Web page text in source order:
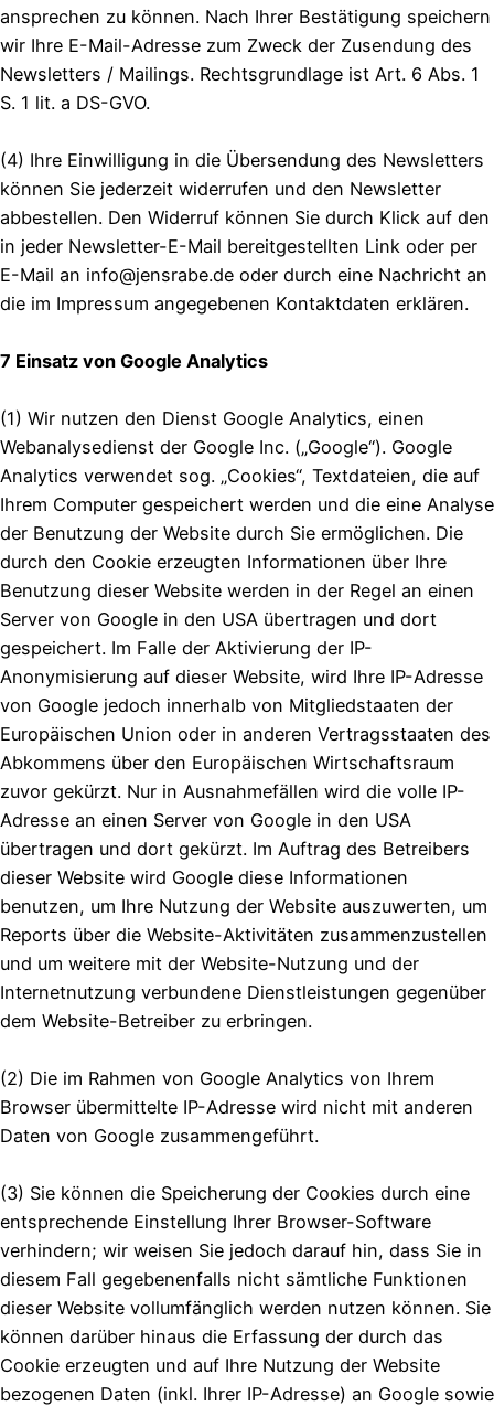
ansprechen zu können. Nach Ihrer Bestätigung speichern
wir Ihre E-Mail-Adresse zum Zweck der Zusendung des
Newsletters / Mailings. Rechtsgrundlage ist Art. 6 Abs. 1
S. 1 lit. a DS-GVO.
(4) Ihre Einwilligung in die Übersendung des Newsletters
können Sie jederzeit widerrufen und den Newsletter
abbestellen. Den Widerruf können Sie durch Klick auf den
in jeder Newsletter-E-Mail bereitgestellten Link oder per
E-Mail an info@jensrabe.de oder durch eine Nachricht an
die im Impressum angegebenen Kontaktdaten erklären.
7 Einsatz von Google Analytics
(1) Wir nutzen den Dienst Google Analytics, einen
Webanalysedienst der Google Inc. („Google“). Google
Analytics verwendet sog. „Cookies“, Textdateien, die auf
Ihrem Computer gespeichert werden und die eine Analyse
der Benutzung der Website durch Sie ermöglichen. Die
durch den Cookie erzeugten Informationen über Ihre
Benutzung dieser Website werden in der Regel an einen
Server von Google in den USA übertragen und dort
gespeichert. Im Falle der Aktivierung der IP-
Anonymisierung auf dieser Website, wird Ihre IP-Adresse
von Google jedoch innerhalb von Mitgliedstaaten der
Europäischen Union oder in anderen Vertragsstaaten des
Abkommens über den Europäischen Wirtschaftsraum
zuvor gekürzt. Nur in Ausnahmefällen wird die volle IP-
Adresse an einen Server von Google in den USA
übertragen und dort gekürzt. Im Auftrag des Betreibers
dieser Website wird Google diese Informationen
benutzen, um Ihre Nutzung der Website auszuwerten, um
Reports über die Website-Aktivitäten zusammenzustellen
und um weitere mit der Website-Nutzung und der
Internetnutzung verbundene Dienstleistungen gegenüber
dem Website-Betreiber zu erbringen.
(2) Die im Rahmen von Google Analytics von Ihrem
Browser übermittelte IP-Adresse wird nicht mit anderen
Daten von Google zusammengeführt.
(3) Sie können die Speicherung der Cookies durch eine
entsprechende Einstellung Ihrer Browser-Software
verhindern; wir weisen Sie jedoch darauf hin, dass Sie in
diesem Fall gegebenenfalls nicht sämtliche Funktionen
dieser Website vollumfänglich werden nutzen können. Sie
können darüber hinaus die Erfassung der durch das
Cookie erzeugten und auf Ihre Nutzung der Website
bezogenen Daten (inkl. Ihrer IP-Adresse) an Google sowie